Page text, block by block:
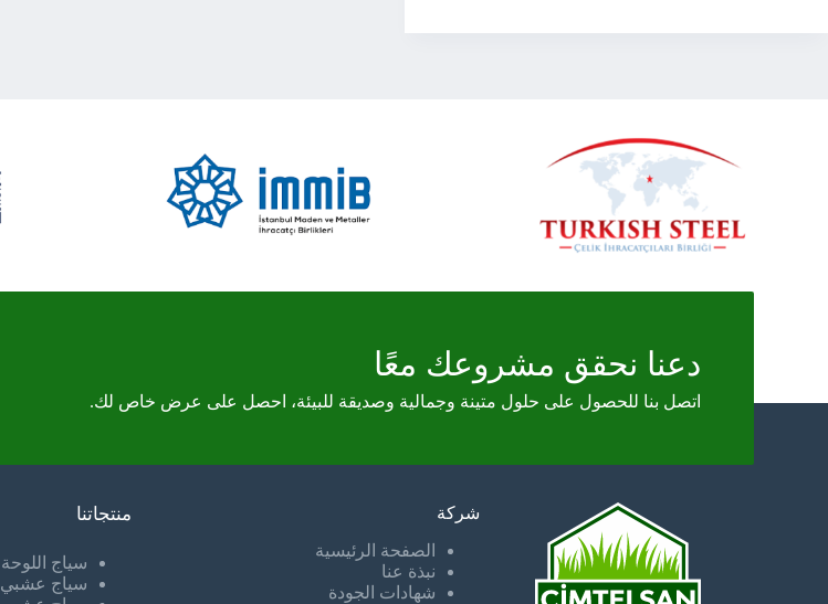
دعنا نحقق مشروعك معًا
اتصل بنا للحصول على حلول متينة وجمالية وصديقة للبيئة، احصل على عرض خاص لك.
شركة
الصفحة الرئيسية
نبذة عنا
شهادات الجودة
منتجاتنا
سياج اللوحة
سياج عشبي 42 × 42